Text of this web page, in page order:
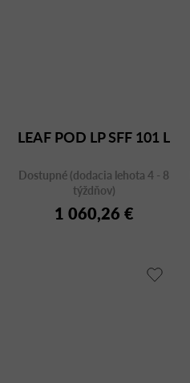
LEAF POD LP SFF 101 L
Dostupné (dodacia lehota 4 - 8
týždňov)
1 060,26 €